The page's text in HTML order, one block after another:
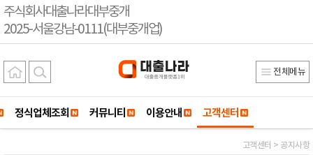
주식회사대출나라대부중개
2025-서울강남-0111(대부중개업)
전체메뉴
정식업체조회 커뮤니티 이용안내 고객센터
고객센터 > 공지사항